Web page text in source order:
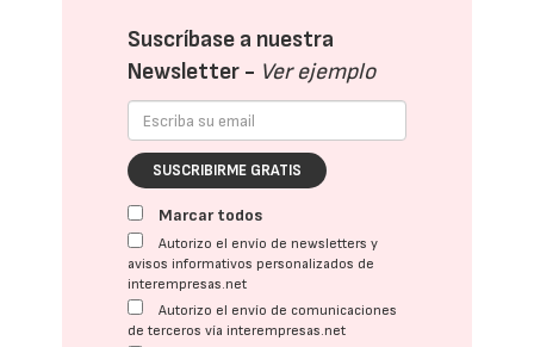
Suscríbase a nuestra
Newsletter - Ver ejemplo
SUSCRIBIRME GRATIS
Marcar todos
Autorizo el envío de newsletters y
avisos informativos personalizados de
interempresas.net
Autorizo el envío de comunicaciones
de terceros vía interempresas.net